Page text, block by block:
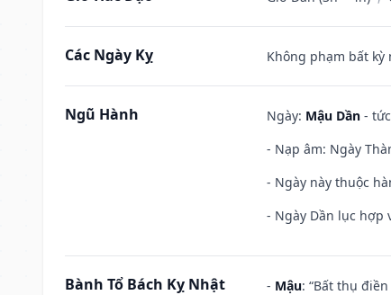
Các Ngày Kỵ Không phạm bất kỳ
Ngũ Hành Ngày: Mậu Dần -
- Nạp âm: Ngày
- Ngày này thuộc
- Ngày Dần lục hợp
Bành Tổ Bách Kỵ Nhật - Mậu: “Bất thụ